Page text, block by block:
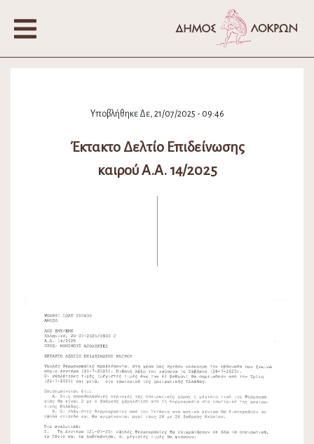
Υποβλήθηκε Δε, 21/07/2025 - 09:46
Έκτακτο Δελτίο Επιδείνωσης
καιρού Α.Α. 14/2025